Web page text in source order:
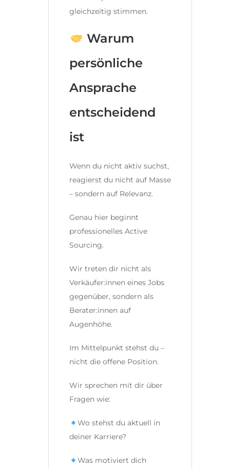
gleichzeitig stimmen.
Warum
persönliche
Ansprache
entscheidend
ist
Wenn du nicht aktiv suchst,
reagierst du nicht auf Masse
– sondern auf Relevanz.
Genau hier beginnt
professionelles Active
Sourcing.
Wir treten dir nicht als
Verkäufer:innen eines Jobs
gegenüber, sondern als
Berater:innen auf
Augenhöhe.
Im Mittelpunkt stehst du –
nicht die offene Position.
Wir sprechen mit dir über
Fragen wie:
Wo stehst du aktuell in
deiner Karriere?
Was motiviert dich